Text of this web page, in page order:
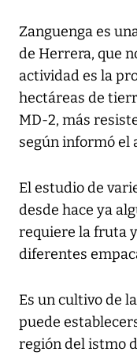
Zanguenga es
de Herrera, que
actividad es la
hectáreas de
MD-2, más
según informó el
El estudio de
desde hace ya
requiere la fruta
diferentes
Es un cultivo de
puede
región del istmo